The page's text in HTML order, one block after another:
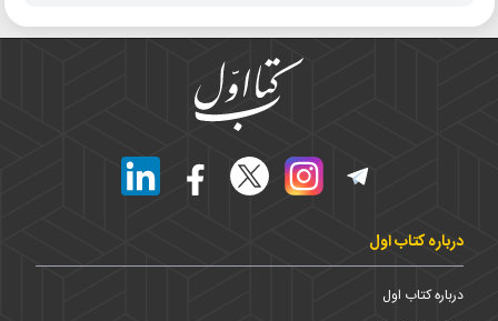
درباره کتاب اول
درباره کتاب اول